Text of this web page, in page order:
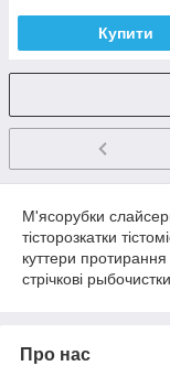
Купити
М'ясорубки
тісторозкатки
куттери
стрічкові
Про нас